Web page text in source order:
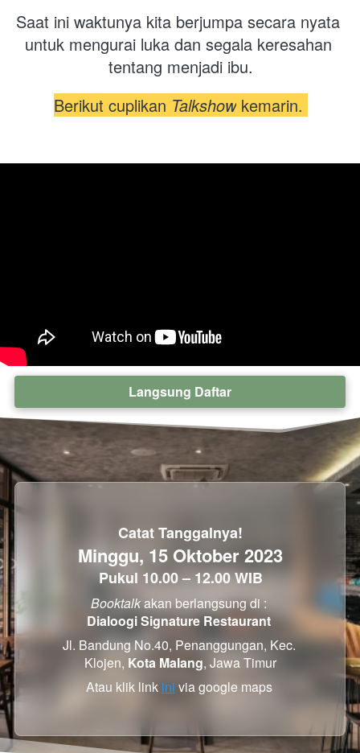
Saat ini waktunya kita berjumpa secara nyata
untuk mengurai luka dan segala keresahan
tentang menjadi ibu.
Berikut cuplikan Talkshow kemarin.
`Langsung Daftar
Catat Tanggalnya!
Minggu, 15 Oktober 2023
Pukul 10.00 – 12.00 WIB
Booktalk akan berlangsung di :
Dialoogi Signature Restaurant
Jl. Bandung No.40, Penanggungan, Kec.
Klojen, Kota Malang, Jawa Timur
Atau klik link ini via google maps